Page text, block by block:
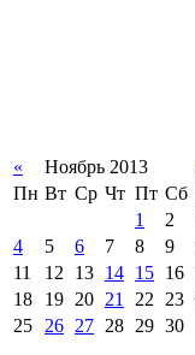
« Ноябрь 2013
Пн Вт Ср Чт Пт Сб
1
2
4
5 6 7 8 9
11
12 13 14 15 16
18
19 20 21 22 23
25 26 27 28 29 30